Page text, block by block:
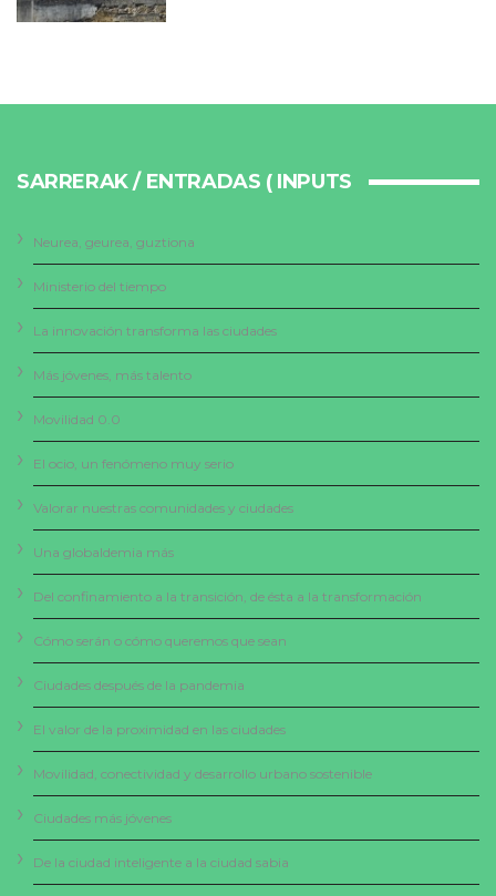
SARRERAK / ENTRADAS ( INPUTS
Neurea, geurea, guztiona
Ministerio del tiempo
La innovación transforma las ciudades
Más jóvenes, más talento
Movilidad 0.0
El ocio, un fenómeno muy serio
Valorar nuestras comunidades y ciudades
Una globaldemia más
Del confinamiento a la transición, de ésta a la transformación
Cómo serán o cómo queremos que sean
Ciudades después de la pandemia
El valor de la proximidad en las ciudades
Movilidad, conectividad y desarrollo urbano sostenible
Ciudades más jóvenes
De la ciudad inteligente a la ciudad sabia